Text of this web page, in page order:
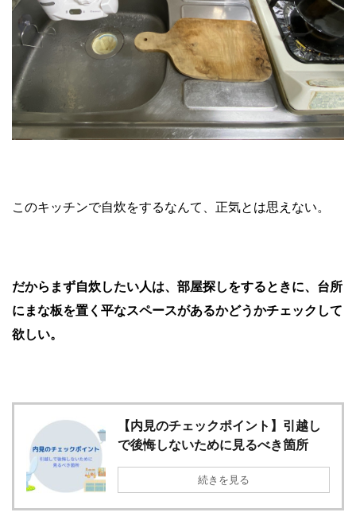
このキッチンで自炊をするなんて、正気とは思えない。
だからまず自炊したい人は、部屋探しをするときに、台所
にまな板を置く平なスペースがあるかどうかチェックして
欲しい。
【内見のチェックポイント】引越し
で後悔しないために見るべき箇所
続きを見る